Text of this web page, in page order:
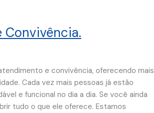
Convivência.
e convivência, oferecendo mais
Cada vez mais pessoas já estão
e funcional no dia a dia. Se você ainda
tudo o que ele oferece. Estamos